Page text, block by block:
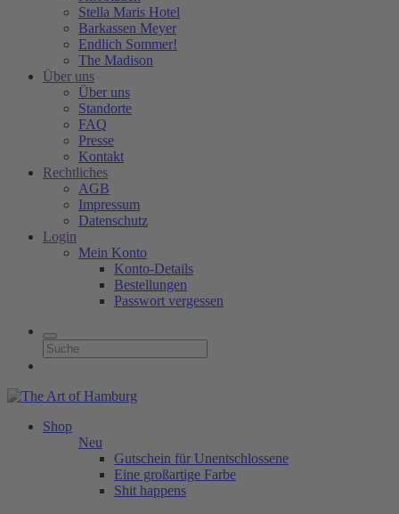
Stella Maris Hotel
Barkassen Meyer
Endlich Sommer!
The Madison
Über uns
Über uns
Standorte
FAQ
Presse
Kontakt
Rechtliches
AGB
Impressum
Datenschutz
Login
Mein Konto
Konto-Details
Bestellungen
Passwort vergessen
Shop
Neu
Gutschein für Unentschlossene
Eine großartige Farbe
Shit happens